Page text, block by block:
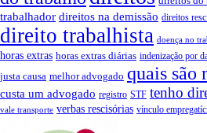
trabalhador direitos na demissão direitos
direito trabalhista doença no
horas extras horas extras diárias indenização por
justa causa melhor advogado quais são
custa um advogado registro STF tenho
vale transporte verbas rescisórias vínculo